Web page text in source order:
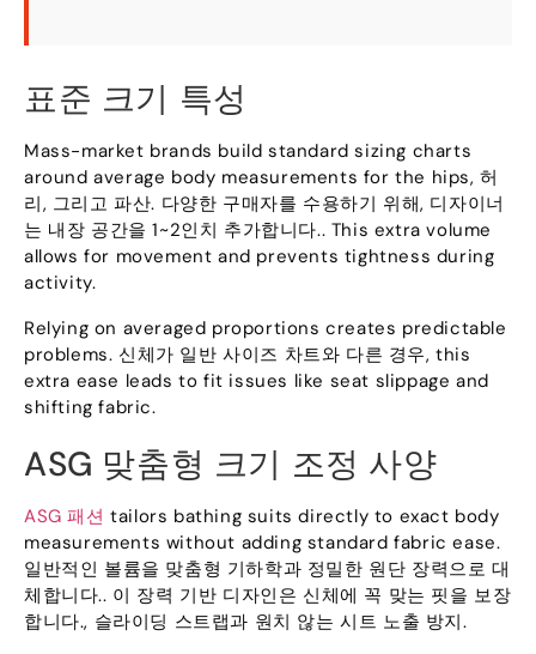
표준 크기 특성
Mass-market brands build standard sizing charts
around average body measurements for the hips, 허
리, 그리고 파산. 다양한 구매자를 수용하기 위해, 디자이너
는 내장 공간을 1~2인치 추가합니다.. This extra volume
allows for movement and prevents tightness during
activity.
Relying on averaged proportions creates predictable
problems. 신체가 일반 사이즈 차트와 다른 경우,this
extra ease leads to fit issues like seat slippage and
shifting fabric.
ASG 맞춤형 크기 조정 사양
ASG 패션 tailors bathing suits directly to exact body
measurements without adding standard fabric ease.
일반적인 볼륨을 맞춤형 기하학과 정밀한 원단 장력으로 대
체합니다.. 이 장력 기반 디자인은 신체에 꼭 맞는 핏을 보장
합니다., 슬라이딩 스트랩과 원치 않는 시트 노출 방지.